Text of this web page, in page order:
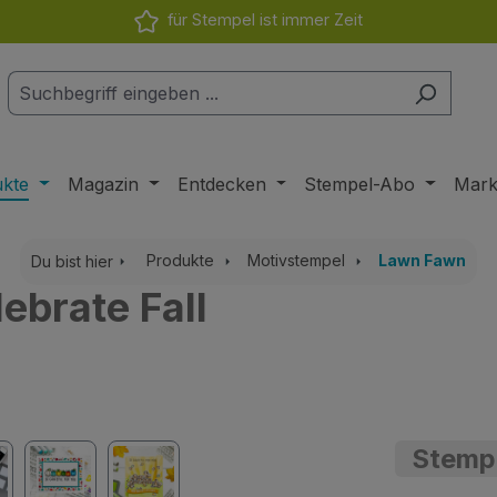
für Stempel ist immer Zeit
Magazin Entdecken Stempel-Abo
Du bist hier Produkte Motivstempel Lawn Fawn
Fall